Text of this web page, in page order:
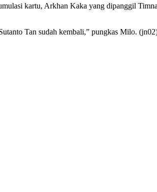
kartu, Arkhan Kaka yang dipanggil
Tan sudah kembali,” pungkas Milo.